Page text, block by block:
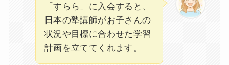
「すらら」に入会すると、
日本の塾講師がお子さんの
状況や目標に合わせた学習
計画を立ててくれます。